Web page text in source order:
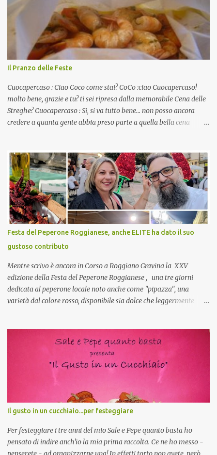
Il Pranzo delle Feste
Cuocapercaso : Ciao Coco come stai? CoCo :ciao Cuocapercaso!
molto bene, grazie e tu? ti sei ripresa dalla memorabile Cena delle
Streghe? Cuocapercaso : Si, si va tutto bene… non posso ancora
credere a quanta gente abbia preso parte a quella bella cena
pranzo, racconta un po'! Perchè io avrò ospiti e cerco degli spunti...
Cuocapercaso : A dire il vero domenica prossima non preparo
nulla perché vado al Pranzo Aziendale di fine anno organizzato dai
mie capi! CoCo : Pranzo aziendale? Una bella idea! Cuocapercaso :
si, è un modo per riunirsi tutti a fine anno e tirare le somme…
naturalmente mangiando tutti insieme, con grande convivialità!
CoCo : è naturale il cibo, come sappiamo bene, funziona spesso da
collante e anche nel lavoro riesce a creare spesso l’ambiente
favorevole per molte belle opportunità, non trovi? Cuocapercaso :
Si, concordo! …addirittura si dice...
Festa del Peperone Roggianese, anche ELITE ha dato il suo
gustoso contributo
Mentre scrivo è ancora in Corso a Roggiano Gravina la XXV
edizione della Festa del Peperone Roggianese , una tre giorni
dedicata al peperone locale noto anche come "pipazza", una
varietà dal colore rosso, disponibile sia dolce che leggermente
(Pat) della Calabria. Un ingrediente versatile in cucina, utilizzato
fresco o essiccato in ricette della tradizione o in piatti innovativi.
Durante la prima serata dell'evento abbiamo avuto prova della
versatilità di questo ingrediente durante il "2° Concorso
Gastronomico di piatti a base di peperone Roggianese" ideato da
Gina Santagata , presidente dell'associazione Mongolfiera, che ha
visto coinvolte tante associazioni attive sul territorio che hanno
voluto partecipare presentando un loro piatto a base di peperone.
Da giurata del concorso insieme agli chef Francesco Luci e ...
Il gusto in un cucchiaio...per festeggiare
Per festeggiare i tre anni del mio Sale e Pepe quanto basta ho
pensato di indire anch'io la mia prima raccolta. Ce ne ho messo -